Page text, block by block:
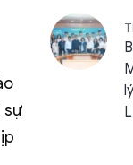
sự